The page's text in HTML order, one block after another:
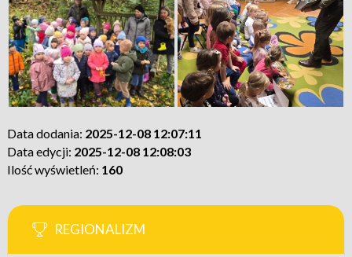
Data dodania: 2025-12-08 12:07:11
Data edycji: 2025-12-08 12:08:03
Ilość wyświetleń: 160
REGIONALIZM